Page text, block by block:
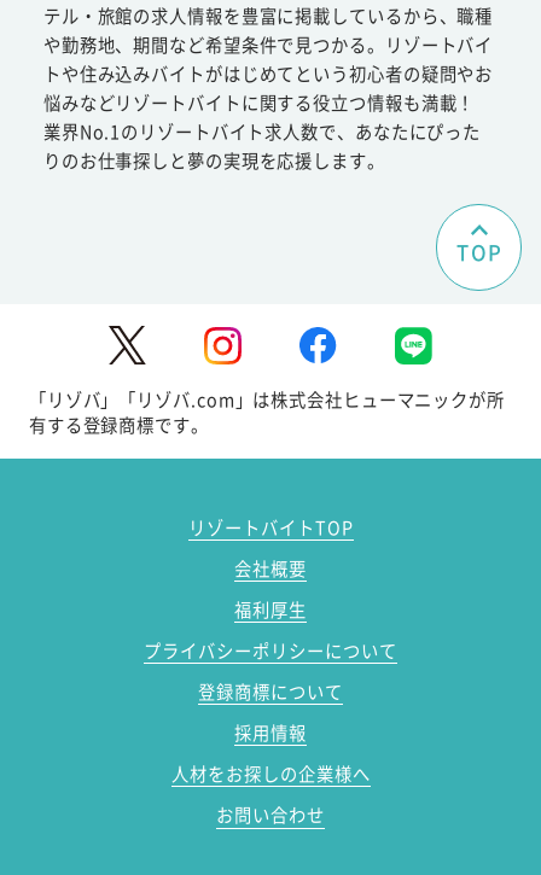
テル・旅館の求人情報を豊富に掲載しているから、職種
や勤務地、期間など希望条件で見つかる。リゾートバイ
トや住み込みバイトがはじめてという初心者の疑問やお
悩みなどリゾートバイトに関する役立つ情報も満載！
業界No.1のリゾートバイト求人数で、あなたにぴった
りのお仕事探しと夢の実現を応援します。
TOP
「リゾバ」「リゾバ.com」は株式会社ヒューマニックが所
有する登録商標です。
リゾートバイトTOP
会社概要
福利厚生
プライバシーポリシーについて
登録商標について
採用情報
人材をお探しの企業様へ
お問い合わせ